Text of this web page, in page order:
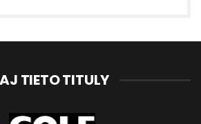
TIETO TITULY